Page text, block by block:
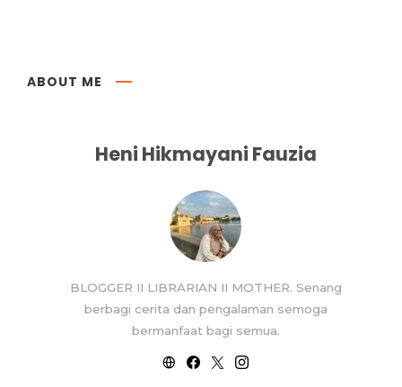
ABOUT ME
Heni Hikmayani Fauzia
BLOGGER II LIBRARIAN II MOTHER. Senang
berbagi cerita dan pengalaman semoga
bermanfaat bagi semua.